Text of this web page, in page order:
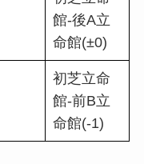
館-後A立
命館(±0)
初芝立命
館-前B立
命館(-1)